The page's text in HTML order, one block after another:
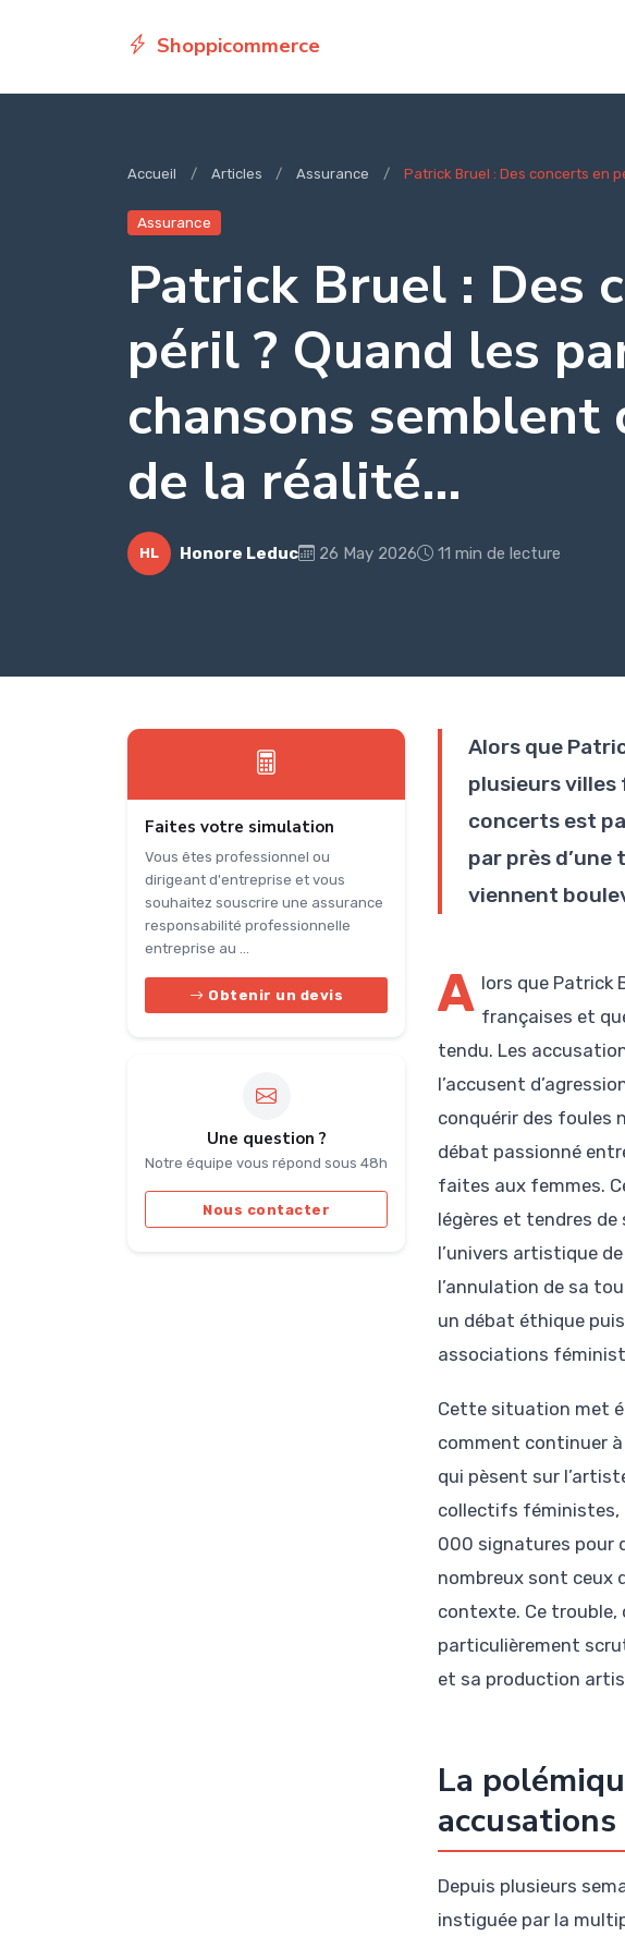
Shoppicommerce
Accueil Articles Assurance Patrick Bruel : Des concerts en
Assurance
Patrick Bruel : Des
péril ? Quand les
chansons semblent
de la réalité…
HL Honore Leduc 26 May 2026 11 min de lecture
Faites votre simulation
Vous êtes professionnel ou
dirigeant d'entreprise et vous
souhaitez souscrire une assurance
responsabilité professionnelle
entreprise au ...
Obtenir un devis
Une question ?
Notre équipe vous répond sous 48h
Nous contacter
Alors que
plusieurs villes
concerts est
par près d’une
viennent
A lors que Patrick
françaises et
tendu. Les
l’accusent
conquérir des foules
débat passionné
faites aux femmes.
légères et tendres
l’univers artistique
l’annulation de sa
un débat éthique
associations
Cette situation met
comment continuer
qui pèsent sur
collectifs féministes,
000 signatures pour
nombreux sont ceux
contexte. Ce trouble,
particulièrement
et sa production
La
Depuis plusieurs
instiguée par la